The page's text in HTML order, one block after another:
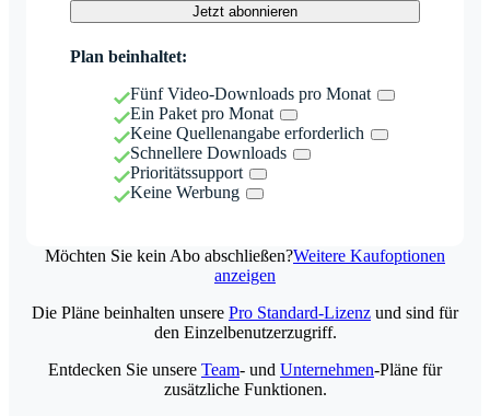
Jetzt abonnieren
Plan beinhaltet:
Fünf Video-Downloads pro Monat
Ein Paket pro Monat
Keine Quellenangabe erforderlich
Schnellere Downloads
Prioritätssupport
Keine Werbung
Möchten Sie kein Abo abschließen?Weitere Kaufoptionen
anzeigen
Die Pläne beinhalten unsere Pro Standard-Lizenz und sind für
den Einzelbenutzerzugriff.
Entdecken Sie unsere Team- und Unternehmen-Pläne für
zusätzliche Funktionen.